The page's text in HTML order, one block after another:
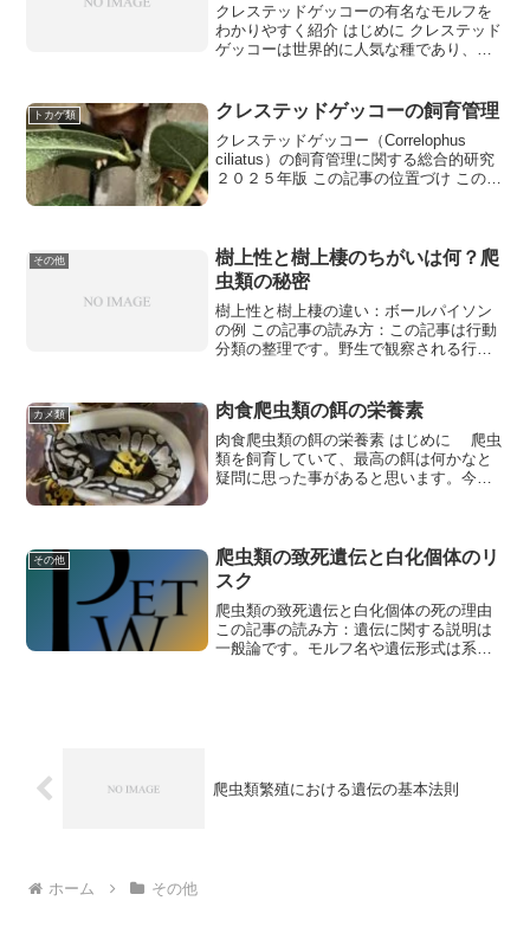
クレステッドゲッコーの有名なモルフを
わかりやすく紹介 はじめに クレステッド
ゲッコーは世界的に人気な種であり、現
トカゲ類 クレステッドゲッコーの飼育管理
クレステッドゲッコー（Correlophus
ciliatus）の飼育管理に関する総合的研究
２０２５年版 この記事の位置づけ この記
その他
樹上性と樹上棲のちがいは何？爬
虫類の秘密
樹上性と樹上棲の違い：ボールパイソン
の例 この記事の読み方：この記事は行動
分類の整理です。野生で観察される行動
カメ類 肉食爬虫類の餌の栄養素
肉食爬虫類の餌の栄養素 はじめに 爬虫
類を飼育していて、最高の餌は何かなと
疑問に思った事があると思います。今回
その他
爬虫類の致死遺伝と白化個体のリ
スク
爬虫類の致死遺伝と白化個体の死の理由
この記事の読み方：遺伝に関する説明は
一般論です。モルフ名や遺伝形式は系
爬虫類繁殖における遺伝の基本法則
ホーム その他